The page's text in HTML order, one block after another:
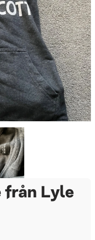
från Lyle